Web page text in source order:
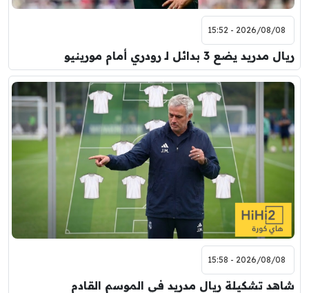
2026/08/08 - 15:52
ريال مدريد يضع 3 بدائل لـ رودري أمام مورينيو
2026/08/08 - 15:58
شاهد تشكيلة ريال مدريد في الموسم القادم